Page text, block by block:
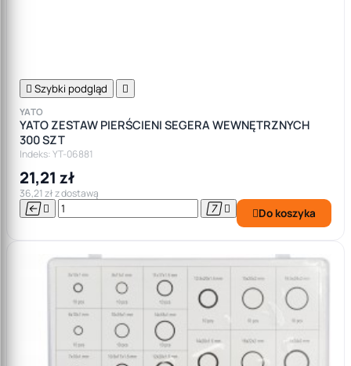
 Szybki podgląd 
YATO
YATO ZESTAW PIERŚCIENI SEGERA WEWNĘTRZNYCH
300 SZT
Indeks: YT-06881
21,21 zł
36,21 zł z dostawą
    Do koszyka